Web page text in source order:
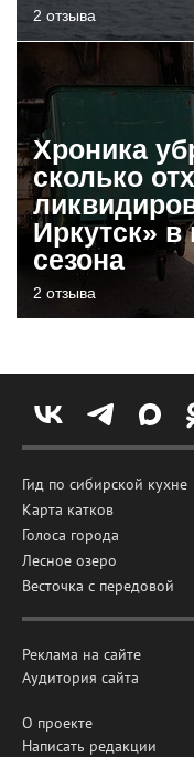
2 отзыва
Хроника
сколько
Иркутск» в
сезона
2 отзыва
Гид по сибирской кухне
Карта катков
Голоса города
Лесное озеро
Весточка с передовой
Реклама на сайте
Аудитория сайта
О проекте
Написать редакции